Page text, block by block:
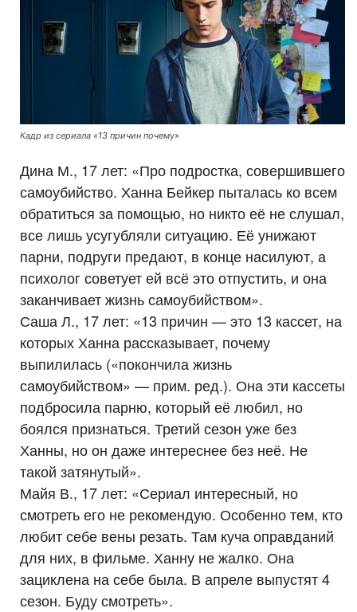
Кадр из сериала «13 причин почему»
Дина М., 17 лет: «Про подростка, совершившего
самоубийство. Ханна Бейкер пыталась ко всем
обратиться за помощью, но никто её не слушал,
все лишь усугубляли ситуацию. Её унижают
парни, подруги предают, в конце насилуют, а
психолог советует ей всё это отпустить, и она
заканчивает жизнь самоубийством».
Саша Л., 17 лет: «13 причин — это 13 кассет, на
которых Ханна рассказывает, почему
выпилилась («покончила жизнь
самоубийством» — прим. ред.). Она эти кассеты
подбросила парню, который её любил, но
боялся признаться. Третий сезон уже без
Ханны, но он даже интереснее без неё. Не
такой затянутый».
Майя В., 17 лет: «Сериал интересный, но
смотреть его не рекомендую. Особенно тем, кто
любит себе вены резать. Там куча оправданий
для них, в фильме. Ханну не жалко. Она
зациклена на себе была. В апреле выпустят 4
сезон. Буду смотреть».